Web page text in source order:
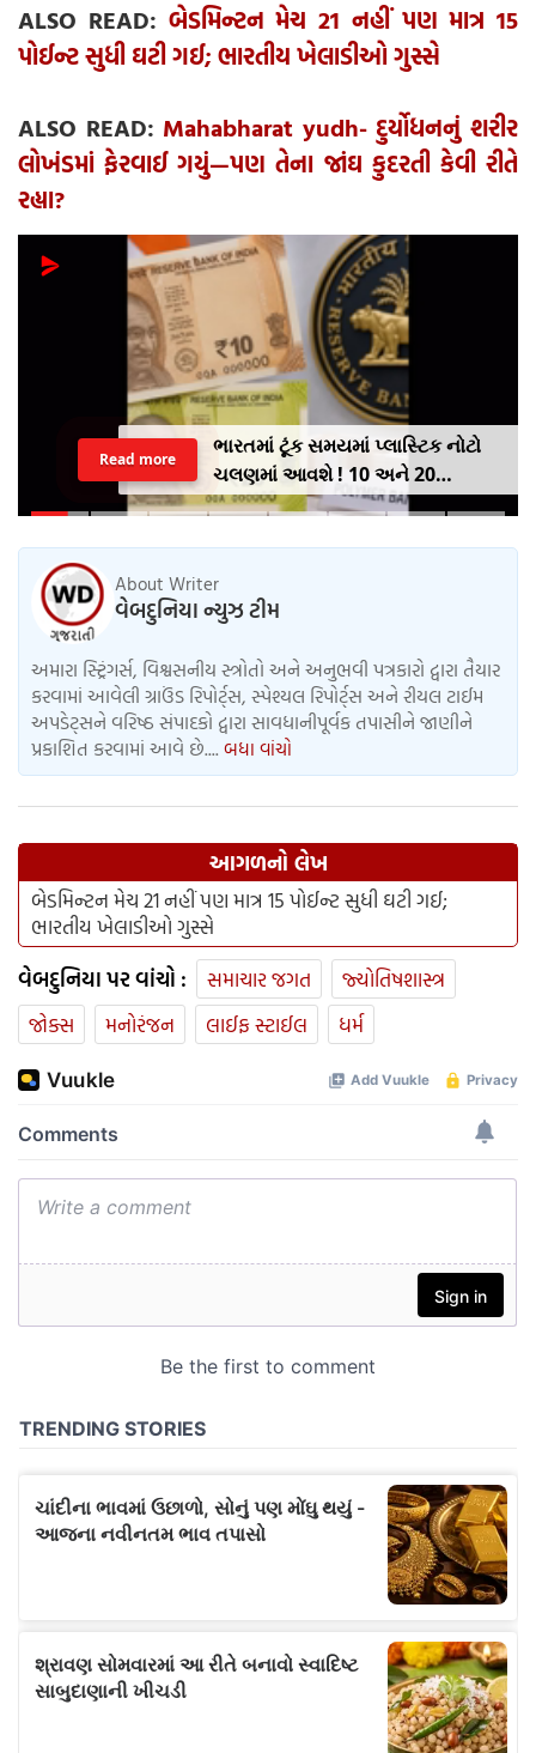
ALSO READ: બેડમિન્ટન મેચ 21 નહીં પણ માત્ર 15
પોઈન્ટ સુધી ઘટી ગઈ; ભારતીય ખેલાડીઓ ગુસ્સે
ALSO READ: Mahabharat yudh- દુર્યોધનનું શરીર
લોખંડમાં ફેરવાઈ ગયું—પણ તેના જાંઘ કુદરતી કેવી રીતે
રહ્યા?
ભારતમાં ટૂંક સમયમાં પ્લાસ્ટિક નોટો
ચલણમાં આવશે ! 10 અને 20
રૂપિયાની નોટથી થશે શરૂઆત,
Read more
About Writer
વેબદુનિયા ન્યુઝ ટીમ
અમારા સ્ટ્રિંગર્સ, વિશ્વસનીય સ્ત્રોતો અને અનુભવી પત્રકારો દ્વારા તૈયાર
કરવામાં આવેલી ગ્રાઉંડ રિપોર્ટ્સ, સ્પેશ્યલ રિપોર્ટ્સ અને રીયલ ટાઈમ
અપડેટ્સને વરિષ્ઠ સંપાદકો દ્વારા સાવધાનીપૂર્વક તપાસીને જાણીને
પ્રકાશિત કરવામાં આવે છે.... બધા વાંચો
આગળનો લેખ
બેડમિન્ટન મેચ 21 નહીં પણ માત્ર 15 પોઈન્ટ સુધી ઘટી ગઈ;
ભારતીય ખેલાડીઓ ગુસ્સે
વેબદુનિયા પર વાંચો : સમાચાર જગત
જ્યોતિષશાસ્ત્ર
જોક્સ
મનોરંજન લાઈફ સ્ટાઈલ ધર્મ